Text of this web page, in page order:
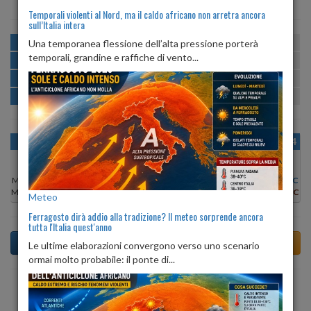
MATTINA min:25º max:30º U:
POMERIGGIO min:30º max:31º
SERA min:25º max:30º U:78% 83%
NOTTE min: 25º max:26º U:78%
OGGI
Min:
30°C
Max:33°C
DOM 09
Min:
Max:31°C
LUN 10
Min:29°C
Max:31°C
MAR 11
Min:
29°C
Max:31°C
MER 12
Max:32°C
GIO 13
Min:30°C
Max:32°C
VEN 14
30°C
Max:31°C
Previsioni del Tempo a Andrano di domani
Temporali violenti al Nord, ma il caldo africano non arretra ancora
sull’Italia intera
Una temporanea flessione dell’alta pressione porterà
temporali, grandine e raffiche di vento...
Meteo
Ferragosto dirà addio alla tradizione? Il meteo sorprende ancora
tutta l'Italia quest'anno
Le ultime elaborazioni convergono verso uno scenario
ormai molto probabile: il ponte di...